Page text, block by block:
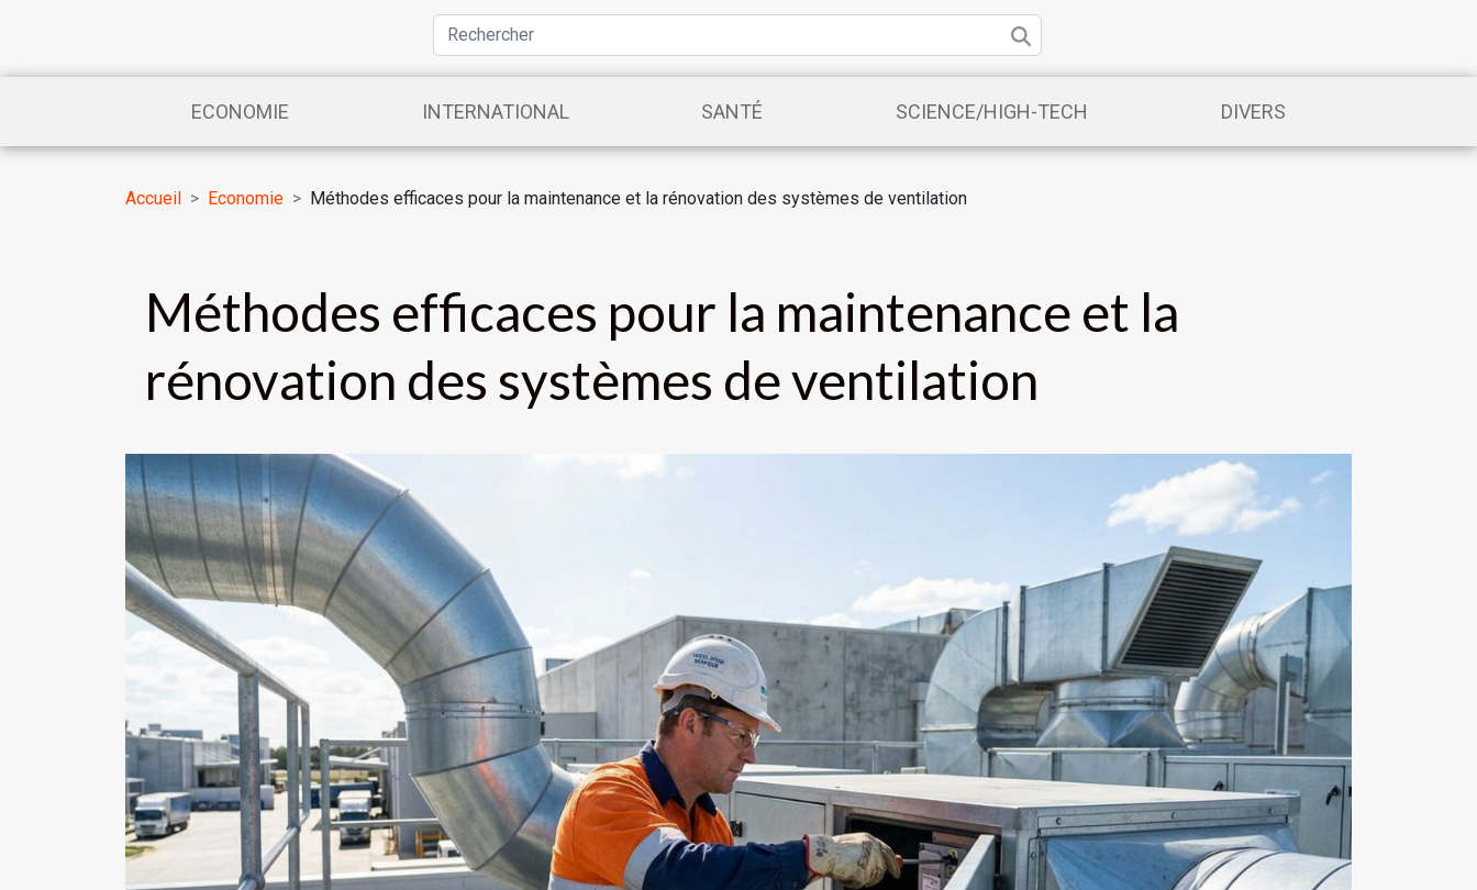
ECONOMIE INTERNATIONAL SANTÉ SCIENCE/HIGH-TECH DIVERS
Accueil Economie Méthodes efficaces pour la maintenance et la rénovation des systèmes de ventilation
Méthodes efficaces pour la maintenance et la
rénovation des systèmes de ventilation